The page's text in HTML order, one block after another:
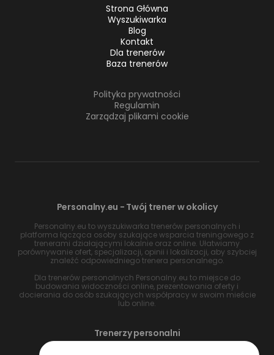
Strona Główna
Wyszukiwarka
Blog
Kontakt
Dla trenerów
Baza trenerów
Polityka prywatności
Regulamin
Zarządzaj plikami cookie
Personalny.eu - Twój trener w okolicy
Personalny.eu to wyszukiwarka trenerów personalnych i
platforma łącząca osoby szukające wsparcia treningowego z
trenerami działającymi lokalnie oraz online. Ułatwiamy
porównywanie ofert, specjalizacji, opinii i lokalizacji, aby szybciej
znaleźć odpowiedniego trenera personalnego.
Dla trenerów personalnych Personalny.eu to miejsce do
budowania widoczności online, prezentowania oferty i
docierania do osób szukających współpracy w swoim mieście
lub online.
Trenerzy personalni